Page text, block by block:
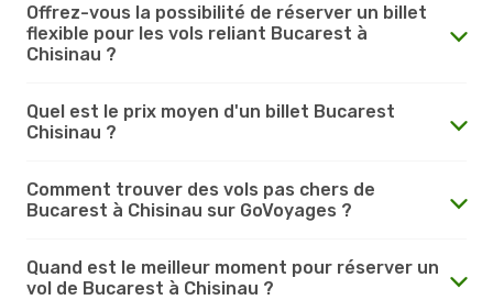
Offrez-vous la possibilité de réserver un billet
flexible pour les vols reliant Bucarest à
Chisinau ?
Quel est le prix moyen d'un billet Bucarest
Chisinau ?
Comment trouver des vols pas chers de
Bucarest à Chisinau sur GoVoyages ?
Quand est le meilleur moment pour réserver un
vol de Bucarest à Chisinau ?